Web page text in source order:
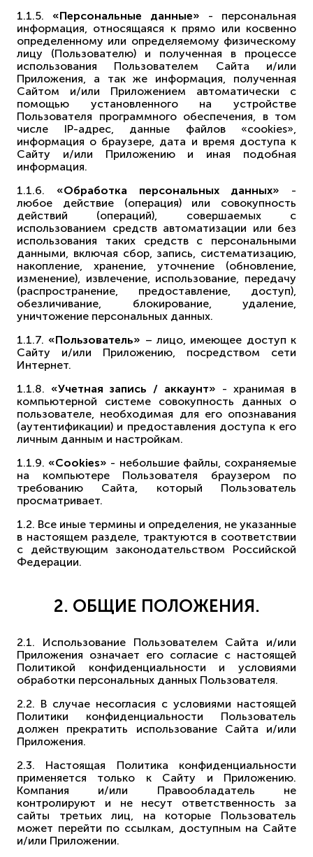
1.1.5. «Персональные данные» - персональная
информация, относящаяся к прямо или косвенно
определенному или определяемому физическому
лицу (Пользователю) и полученная в процессе
использования Пользователем Сайта и/или
Приложения, а так же информация, полученная
Сайтом и/или Приложением автоматически с
помощью установленного на устройстве
Пользователя программного обеспечения, в том
числе IP-адрес, данные файлов «cookies»,
информация о браузере, дата и время доступа к
Сайту и/или Приложению и иная подобная
информация.
1.1.6. «Обработка персональных данных» -
любое действие (операция) или совокупность
действий (операций), совершаемых с
использованием средств автоматизации или без
использования таких средств с персональными
данными, включая сбор, запись, систематизацию,
накопление, хранение, уточнение (обновление,
изменение), извлечение, использование, передачу
(распространение, предоставление, доступ),
обезличивание, блокирование, удаление,
уничтожение персональных данных.
1.1.7. «Пользователь» – лицо, имеющее доступ к
Сайту и/или Приложению, посредством сети
Интернет.
1.1.8. «Учетная запись / аккаунт» - хранимая в
компьютерной системе совокупность данных о
пользователе, необходимая для его опознавания
(аутентификации) и предоставления доступа к его
личным данным и настройкам.
1.1.9. «Cookies» - небольшие файлы, сохраняемые
на компьютере Пользователя браузером по
требованию Сайта, который Пользователь
просматривает.
1.2. Все иные термины и определения, не указанные
в настоящем разделе, трактуются в соответствии
с действующим законодательством Российской
Федерации.
2. ОБЩИЕ ПОЛОЖЕНИЯ.
2.1. Использование Пользователем Сайта и/или
Приложения означает его согласие с настоящей
Политикой конфиденциальности и условиями
обработки персональных данных Пользователя.
2.2. В случае несогласия с условиями настоящей
Политики конфиденциальности Пользователь
должен прекратить использование Сайта и/или
Приложения.
2.3. Настоящая Политика конфиденциальности
применяется только к Сайту и Приложению.
Компания и/или Правообладатель не
контролируют и не несут ответственность за
сайты третьих лиц, на которые Пользователь
может перейти по ссылкам, доступным на Сайте
и/или Приложении.